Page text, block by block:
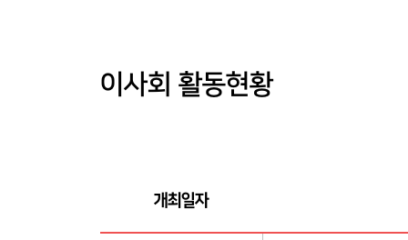
이사회 활동현황
개최일자